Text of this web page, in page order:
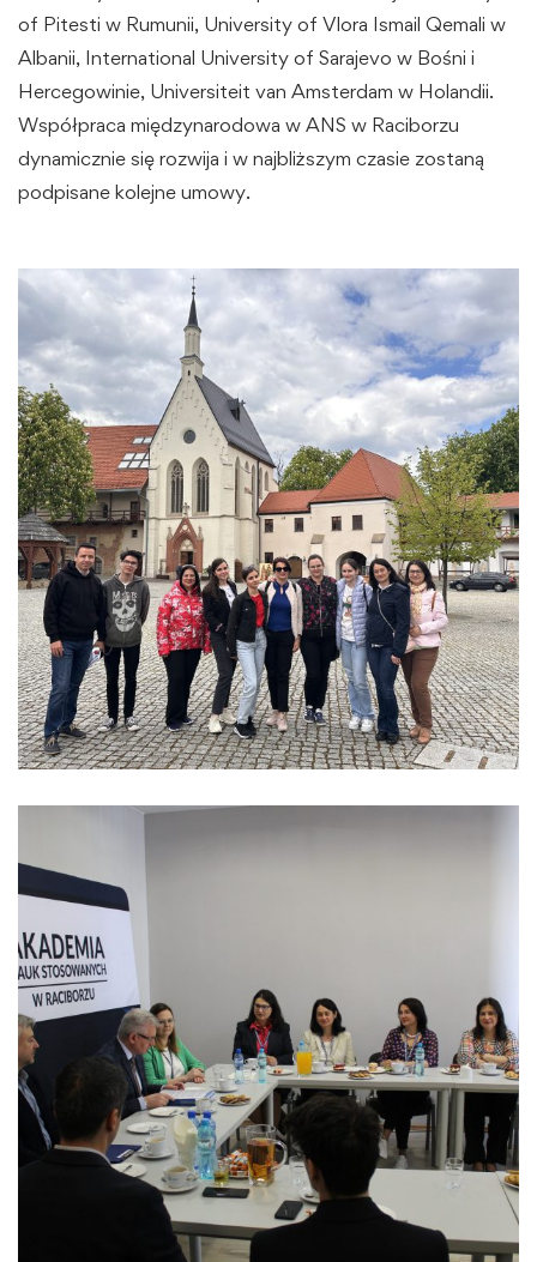
of Pitesti w Rumunii, University of Vlora Ismail Qemali w
Albanii, International University of Sarajevo w Bośni i
Hercegowinie, Universiteit van Amsterdam w Holandii.
Współpraca międzynarodowa w ANS w Raciborzu
dynamicznie się rozwija i w najbliższym czasie zostaną
podpisane kolejne umowy.